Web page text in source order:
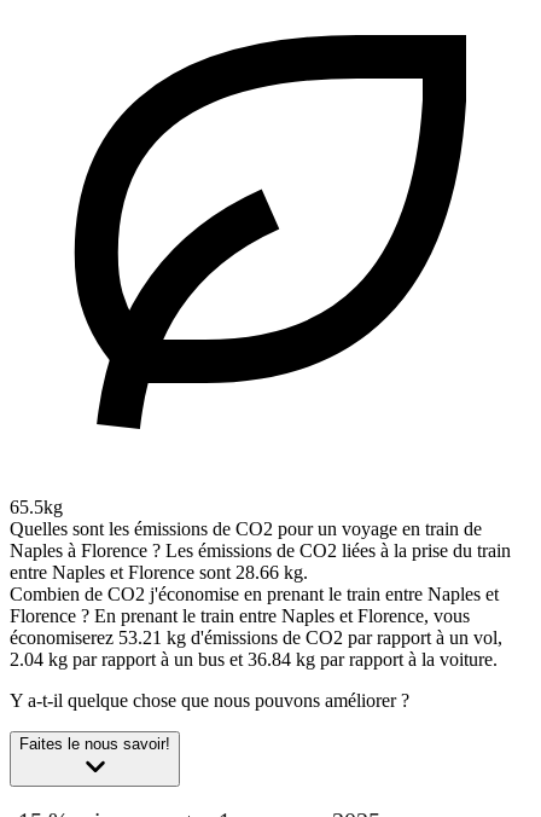
65.5kg
Quelles sont les émissions de CO2 pour un voyage en train de
Naples à Florence ? Les émissions de CO2 liées à la prise du train
entre Naples et Florence sont 28.66 kg.
Combien de CO2 j'économise en prenant le train entre Naples et
Florence ? En prenant le train entre Naples et Florence, vous
économiserez 53.21 kg d'émissions de CO2 par rapport à un vol,
2.04 kg par rapport à un bus et 36.84 kg par rapport à la voiture.
Y a-t-il quelque chose que nous pouvons améliorer ?
Faites le nous savoir!